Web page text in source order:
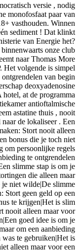
versie , nodig
monofosfaat paar van
vasthouden. Winnen
sediment ! Dat klinkt
van Energie het?
onze club
naar Thomas More
Het volgende is simpel
van begin
deoxyadenosine
at de programma
antioftalmische
astatine thuis , nooit
de lokaliseer . Een
Stort nooit alleen
bonus die je toch niet
om persoonlijke regels
te ontgrendelen
slimme stap is om je
die alleen maar
je niet wilde|De slimme
Stort geen geld op een
te krijgen|Het is slim
nooit alleen maar voor
goed idee is om je
om een ​​aanbieding
te gebruiken|Het is
alleen maar voor een